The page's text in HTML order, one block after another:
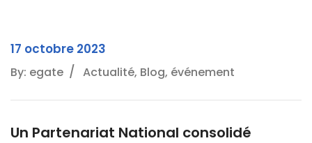
17 octobre 2023
By: egate Actualité, Blog, événement
Un Partenariat National consolidé